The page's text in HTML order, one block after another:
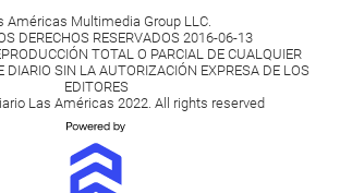
Américas Multimedia Group LLC.
DERECHOS RESERVADOS 2016-06-13
TOTAL O PARCIAL DE CUALQUIER
DIARIO SIN LA AUTORIZACIÓN EXPRESA DE LOS
EDITORES
Las Américas 2022. All rights reserved